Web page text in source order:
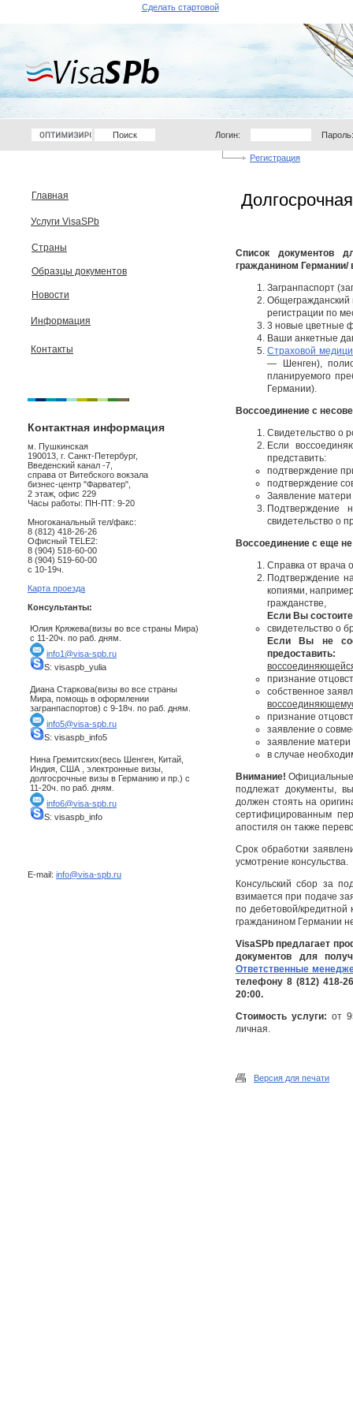
Сделать стартовой
Логин: Пароль:
Регистрация
Главная
Услуги VisaSPb
Страны
Образцы документов
Новости
Информация
Контакты
Контактная информация
м. Пушкинская
190013, г. Санкт-Петербург,
Введенский канал -7,
справа от Витебского вокзала
бизнес-центр "Фарватер",
2 этаж, офис 229
Часы работы: ПН-ПТ: 9-20
Многоканальный тел/факс:
8 (812) 418-26-26
Офисный TELE2:
8 (904) 518-60-00
8 (904) 519-60-00
с 10-19ч.
Карта проезда
Консультанты:
Юлия Кряжева(визы во все страны Мира)
с 11-20ч. по раб. дням.
info1@visa-spb.ru
S: visaspb_yulia
Диана Старкова(визы во все страны
Мира, помощь в оформлении
загранпаспортов) с 9-18ч. по раб. дням.
info5@visa-spb.ru
S: visaspb_info5
Нина Гремитских(весь Шенген, Китай,
Индия, США , электронные визы,
долгосрочные визы в Германию и пр.) с
11-20ч. по раб. дням.
info6@visa-spb.ru
S: visaspb_info
E-mail: info@visa-spb.ru
Список документов
гражданином
Загранпаспорт
регистрации по
3 новые цветные
Ваши анкетные
Страховой
— Шенген),
планируемого
Германии).
Воссоединение с
Свидетельство о
Если
представить:
подтверждение
подтверждение
Заявление матери
Подтверждение
свидетельство о
Воссоединение с еще
Справка от врача
Подтверждение
копиями,
гражданстве,
Если Вы
свидетельство о
Если Вы не
предоставить:
признание
собственное
признание
заявление о
заявление матери
в случае
Внимание! Официальные
подлежат документы,
должен стоять на
сертифицированным
апостиля он также
Срок обработки
усмотрение консульства.
Консульский сбор за
взимается при подаче
по дебетовой/кредитной
гражданином Германии
VisaSPb предлагает
документов для
Ответственные
телефону 8 (812) 418-
20:00.
Стоимость услуги: от
личная.
Версия для печати